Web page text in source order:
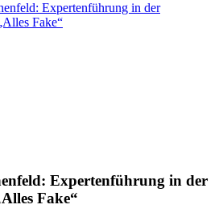
Expertenführung in der
Fake“
Expertenführung in der
Fake“